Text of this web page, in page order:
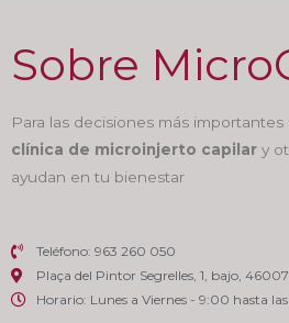
Sobre
Para las decisiones más
clínica de microinjerto capilar y
ayudan en tu bienestar
Teléfono: 963 260 050
Plaça del Pintor Segrelles, 1, bajo,
Horario: Lunes a Viernes - 9:00 hasta